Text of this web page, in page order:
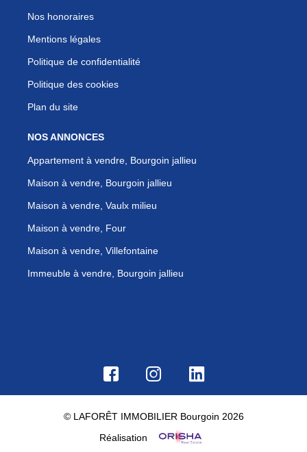
Nos honoraires
Mentions légales
Politique de confidentialité
Politique des cookies
Plan du site
NOS ANNONCES
Appartement à vendre, Bourgoin jallieu
Maison à vendre, Bourgoin jallieu
Maison à vendre, Vaulx milieu
Maison à vendre, Four
Maison à vendre, Villefontaine
Immeuble à vendre, Bourgoin jallieu
© LAFORÊT IMMOBILIER Bourgoin 2026
Réalisation